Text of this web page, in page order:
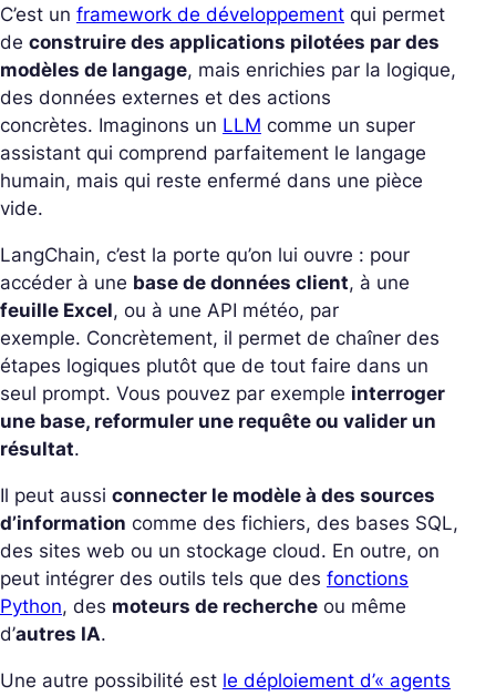
C’est un framework de développement qui permet
de construire des applications pilotées par des
modèles de langage, mais enrichies par la logique,
des données externes et des actions
concrètes. Imaginons un LLM comme un super
assistant qui comprend parfaitement le langage
humain, mais qui reste enfermé dans une pièce
vide.
LangChain, c’est la porte qu’on lui ouvre : pour
accéder à une base de données client, à une
feuille Excel, ou à une API météo, par
exemple. Concrètement, il permet de chaîner des
étapes logiques plutôt que de tout faire dans un
seul prompt. Vous pouvez par exemple interroger
une base, reformuler une requête ou valider un
résultat.
Il peut aussi connecter le modèle à des sources
d’information comme des fichiers, des bases SQL,
des sites web ou un stockage cloud. En outre, on
peut intégrer des outils tels que des fonctions
Python, des moteurs de recherche ou même
d’autres IA.
Une autre possibilité est le déploiement d’« agents